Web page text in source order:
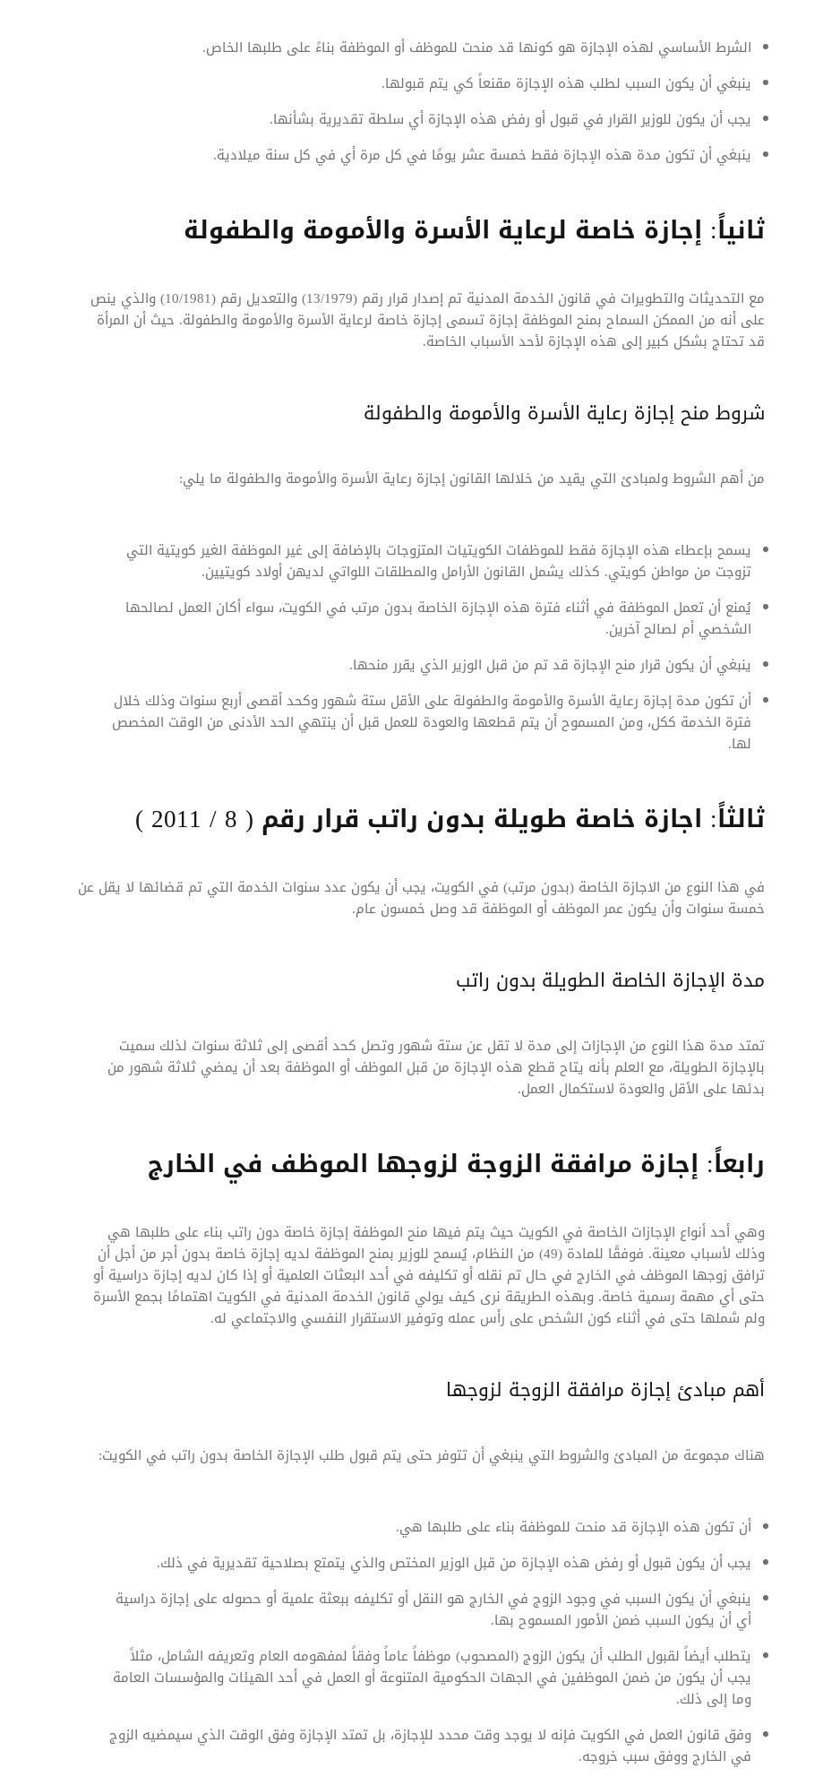
الشرط الأساسي لهذه الإجازة هو كونها قد منحت للموظف أو الموظفة بناءً على طلبها الخاص.
ينبغي أن يكون السبب لطلب هذه الإجازة مقنعاً كي يتم قبولها.
يجب أن يكون للوزير القرار في قبول أو رفض هذه الإجازة أي سلطة تقديرية بشأنها.
ينبغي أن تكون مدة هذه الإجازة فقط خمسة عشر يومًا في كل مرة أي في كل سنة ميلادية.
ثانياً: إجازة خاصة لرعاية الأسرة والأمومة والطفولة
مع التحديثات والتطويرات في قانون الخدمة المدنية تم إصدار قرار رقم (13/1979) والتعديل رقم (10/1981) والذي ينص
على أنه من الممكن السماح بمنح الموظفة إجازة تسمى إجازة خاصة لرعاية الأسرة والأمومة والطفولة. حيث أن المرأة
قد تحتاج بشكل كبير إلى هذه الإجازة لأحد الأسباب الخاصة.
شروط منح إجازة رعاية الأسرة والأمومة والطفولة
من أهم الشروط ولمبادئ التي يقيد من خلالها القانون إجازة رعاية الأسرة والأمومة والطفولة ما يلي:
يسمح بإعطاء هذه الإجازة فقط للموظفات الكويتيات المتزوجات بالإضافة إلى غير الموظفة الغير كويتية التي
تزوجت من مواطن كويتي. كذلك يشمل القانون الأرامل والمطلقات اللواتي لديهن أولاد كويتيين.
يُمنع أن تعمل الموظفة في أثناء فترة هذه الإجازة الخاصة بدون مرتب في الكويت، سواء أكان العمل لصالحها
الشخصي أم لصالح آخرين.
ينبغي أن يكون قرار منح الإجازة قد تم من قبل الوزير الذي يقرر منحها.
أن تكون مدة إجازة رعاية الأسرة والأمومة والطفولة على الأقل ستة شهور وكحد أقصى أربع سنوات وذلك خلال
فترة الخدمة ككل، ومن المسموح أن يتم قطعها والعودة للعمل قبل أن ينتهي الحد الأدنى من الوقت المخصص
لها.
ثالثاً: اجازة خاصة طويلة بدون راتب قرار رقم ( 8 / 2011 )
في هذا النوع من الاجازة الخاصة (بدون مرتب) في الكويت، يجب أن يكون عدد سنوات الخدمة التي تم قضائها لا يقل عن
خمسة سنوات وأن يكون عمر الموظف أو الموظفة قد وصل خمسون عام.
مدة الإجازة الخاصة الطويلة بدون راتب
تمتد مدة هذا النوع من الإجازات إلى مدة لا تقل عن ستة شهور وتصل كحد أقصى إلى ثلاثة سنوات لذلك سميت
بالإجازة الطويلة، مع العلم بأنه يتاح قطع هذه الإجازة من قبل الموظف أو الموظفة بعد أن يمضي ثلاثة شهور من
بدئها على الأقل والعودة لاستكمال العمل.
رابعاً: إجازة مرافقة الزوجة لزوجها الموظف في الخارج
وهي أحد أنواع الإجازات الخاصة في الكويت حيث يتم فيها منح الموظفة إجازة خاصة دون راتب بناء على طلبها هي
وذلك لأسباب معينة. فوفقًا للمادة (49) من النظام، يُسمح للوزير بمنح الموظفة لديه إجازة خاصة بدون أجر من أجل أن
ترافق زوجها الموظف في الخارج في حال تم نقله أو تكليفه في أحد البعثات العلمية أو إذا كان لديه إجازة دراسية أو
حتى أي مهمة رسمية خاصة. وبهذه الطريقة نرى كيف يولي قانون الخدمة المدنية في الكويت اهتمامًا بجمع الأسرة
ولم شملها حتى في أثناء كون الشخص على رأس عمله وتوفير الاستقرار النفسي والاجتماعي له.
أهم مبادئ إجازة مرافقة الزوجة لزوجها
هناك مجموعة من المبادئ والشروط التي ينبغي أن تتوفر حتى يتم قبول طلب الإجازة الخاصة بدون راتب في الكويت:
أن تكون هذه الإجازة قد منحت للموظفة بناء على طلبها هي.
يجب أن يكون قبول أو رفض هذه الإجازة من قبل الوزير المختص والذي يتمتع بصلاحية تقديرية في ذلك.
ينبغي أن يكون السبب في وجود الزوج في الخارج هو النقل أو تكليفه ببعثة علمية أو حصوله على إجازة دراسية
أي أن يكون السبب ضمن الأمور المسموح بها.
يتطلب أيضاً لقبول الطلب أن يكون الزوج (المصحوب) موظفاً عاماً وفقاً لمفهومه العام وتعريفه الشامل، مثلاً
يجب أن يكون من ضمن الموظفين في الجهات الحكومية المتنوعة أو العمل في أحد الهيئات والمؤسسات العامة
وما إلى ذلك.
وفق قانون العمل في الكويت فإنه لا يوجد وقت محدد للإجازة، بل تمتد الإجازة وفق الوقت الذي سيمضيه الزوج
في الخارج ووفق سبب خروجه.